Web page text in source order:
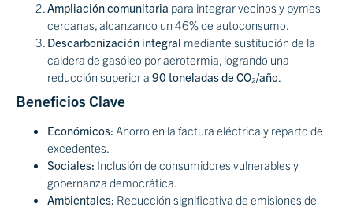
Ampliación comunitaria para integrar vecinos y pymes
cercanas, alcanzando un 46% de autoconsumo.
Descarbonización integral mediante sustitución de la
caldera de gasóleo por aerotermia, logrando una
reducción superior a 90 toneladas de CO₂/año.
Beneficios Clave
Económicos: Ahorro en la factura eléctrica y reparto de
excedentes.
Sociales: Inclusión de consumidores vulnerables y
gobernanza democrática.
Ambientales: Reducción significativa de emisiones de